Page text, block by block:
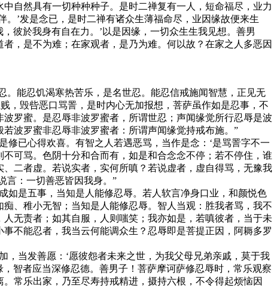
自然具有一切种种种子。是时二禅复有一人，短命福尽，业力
’发是念已，是时二禅有诸众生薄福命尽，业因缘故便来生
彼於我身有自在力。’以是因缘，一切众生生我见想。善男
，是不为难；在家观者，是乃为难。何以故？在家之人多恶因
。能忍饥渴寒热苦乐，是名世忍。能忍信戒施闻智慧，正见无
，毁呰恶口骂詈，是时内心无加报想，菩萨虽作如是忍事，不
罗蜜。是忍辱非波罗蜜者，所谓世忍；声闻缘觉所行忍辱是波
波罗蜜非忍辱非波罗蜜者：所谓声闻缘觉持戒布施。”
已心得欢喜。有智之人若遇恶骂，当作是念：‘是骂詈字不一
可骂。色阴十分和合而有，如是和合念念不停；若不停住，谁
二者虚。若说实者，实何所嗔？若说虚者，虚自得骂，无豫我
言：一切善恶皆因我身。”
如是五事，当知是人能修忍辱。若人软言净身口业，和颜悦色
、稚小无智；当知是人能修忍辱。智人当观：胜我者骂，我不
无责者；如其自服，人则嗤笑；我亦如是，若嗔彼者，当于未
不能忍者，我当云何能调众生？忍辱即是菩提正因，阿耨多罗
当发善愿：‘愿彼怨者未来之世，为我父母兄弟亲戚，莫于我
智者应当深修忍德。善男子！菩萨摩诃萨修忍辱时，常乐观察
常乐出家，乃至尽寿持戒精进，摄持六根，不令得起烦恼因